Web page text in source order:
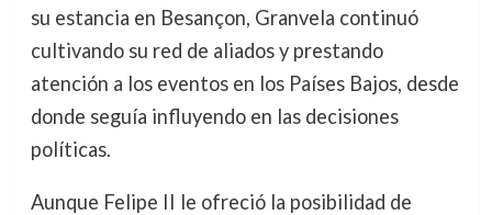
su estancia en Besançon, Granvela continuó
cultivando su red de aliados y prestando
atención a los eventos en los Países Bajos, desde
donde seguía influyendo en las decisiones
políticas.
Aunque Felipe II le ofreció la posibilidad de